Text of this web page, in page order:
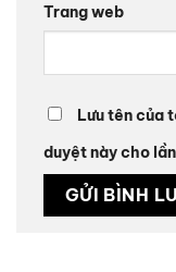
Trang web
Lưu tên của
duyệt này cho